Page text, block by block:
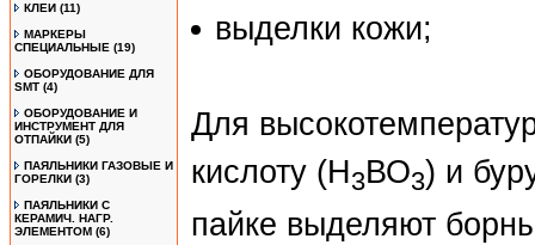
КЛЕИ (11)
МАРКЕРЫ
СПЕЦИАЛЬНЫЕ (19)
ОБОРУДОВАНИЕ ДЛЯ
SMT (4)
ОБОРУДОВАНИЕ И
ИНСТРУМЕНТ ДЛЯ
ОТПАЙКИ (5)
ПАЯЛЬНИКИ ГАЗОВЫЕ И
ГОРЕЛКИ (3)
ПАЯЛЬНИКИ С
КЕРАМИЧ. НАГР.
ЭЛЕМЕНТОМ (6)
выделки кожи;
Для
кислоту (Н3ВО3) и
пайке выделяют